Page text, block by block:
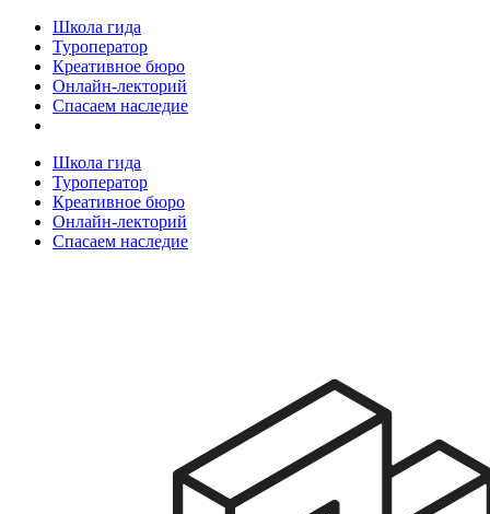
Школа гида
Туроператор
Креативное бюро
Онлайн-лекторий
Спасаем наследие
Школа гида
Туроператор
Креативное бюро
Онлайн-лекторий
Спасаем наследие